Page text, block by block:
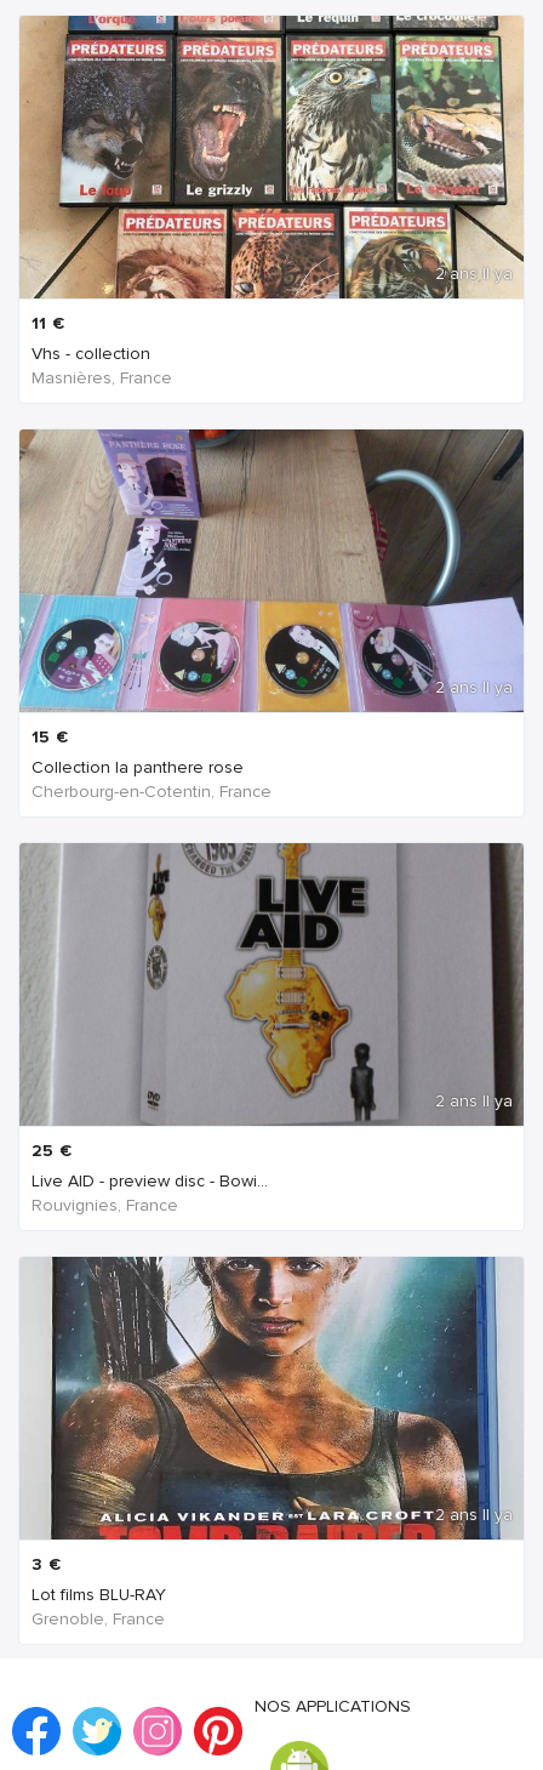
2 ans Il ya
11 €
Vhs - collection
Masnières, France
2 ans Il ya
15 €
Collection la panthere rose
Cherbourg-en-Cotentin, France
2 ans Il ya
25 €
Live AID - preview disc - Bowi...
Rouvignies, France
2 ans Il ya
3 €
Lot films BLU-RAY
Grenoble, France
NOS APPLICATIONS